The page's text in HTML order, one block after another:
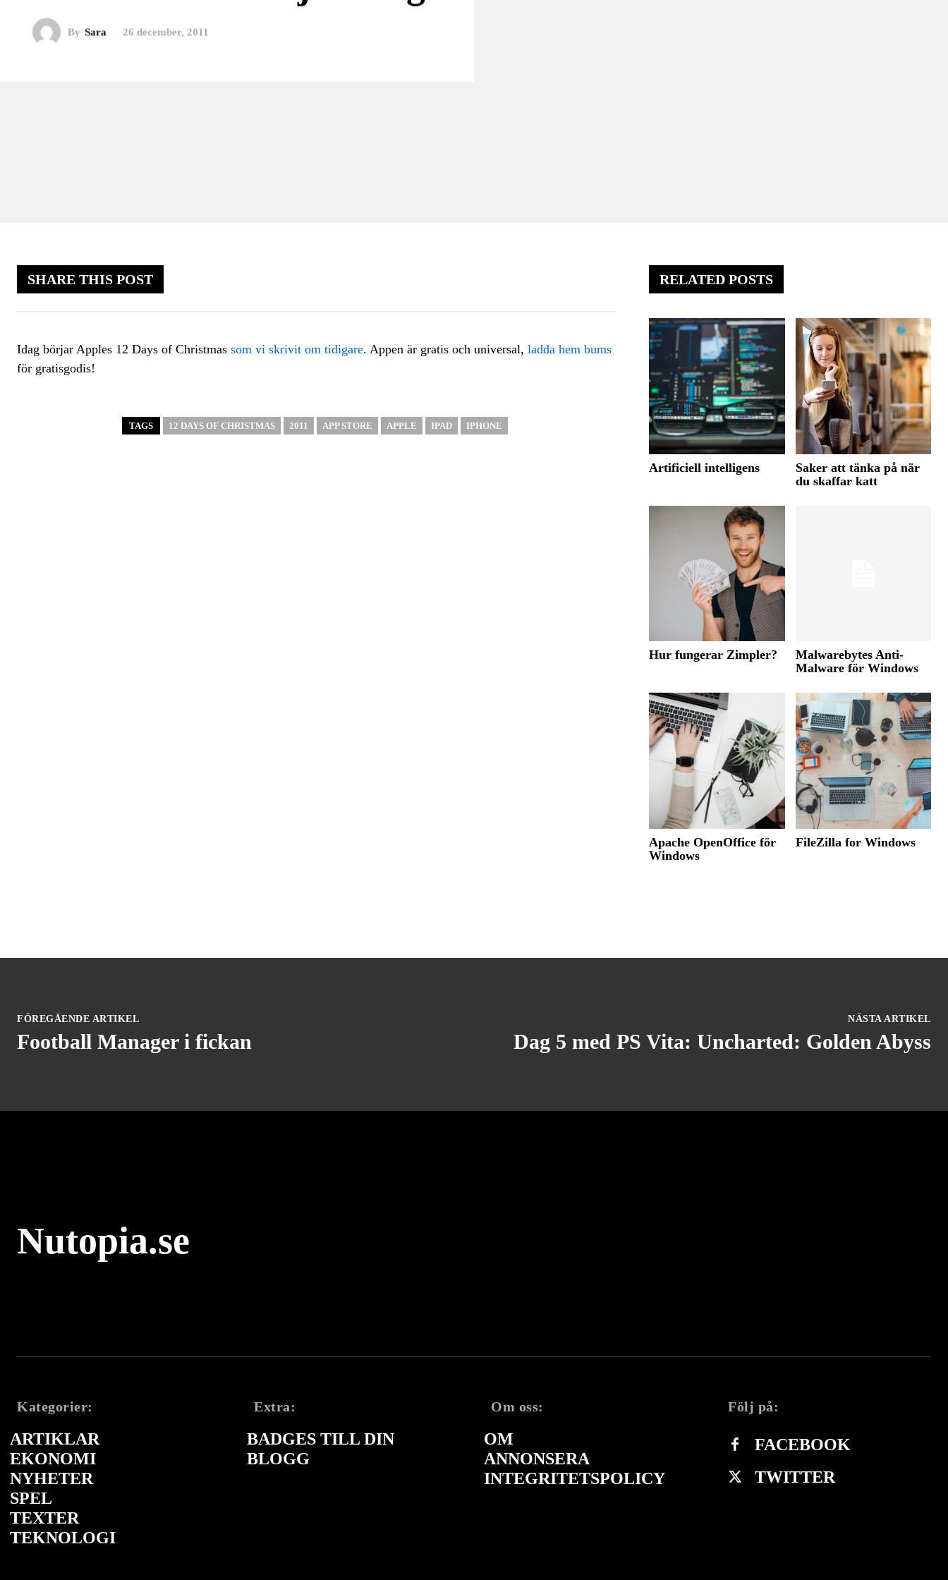
By Sara 26 december, 2011
SHARE THIS POST
Idag börjar Apples 12 Days of Christmas som vi skrivit om tidigare. Appen är gratis och universal, ladda hem bums
för gratisgodis!
TAGS 12 DAYS OF CHRISTMAS 2011 APP STORE APPLE IPAD IPHONE
RELATED POSTS
Artificiell intelligens
Saker att tänka på när
du skaffar katt
Hur fungerar Zimpler?
Malwarebytes Anti-
Malware för Windows
Apache OpenOffice för
Windows
FileZilla for Windows
FÖREGÅENDE ARTIKEL
Football Manager i fickan
NÄSTA ARTIKEL
Dag 5 med PS Vita: Uncharted: Golden Abyss
Nutopia.se
Kategorier:
ARTIKLAR
EKONOMI
NYHETER
SPEL
TEXTER
TEKNOLOGI
Extra:
BADGES TILL DIN
BLOGG
Om oss:
OM
ANNONSERA
INTEGRITETSPOLICY
Följ på:
FACEBOOK
TWITTER